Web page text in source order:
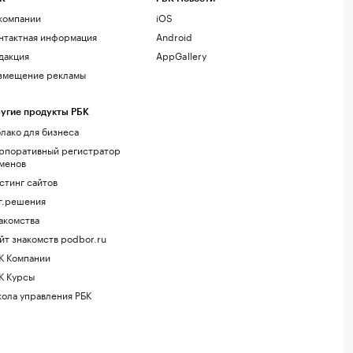
информация
рекламы
продукты РБК
для бизнеса
регистратор
сайтов
знакомств podbor.ru
Компании
Курсы
управления РБК
iOS
Android
AppGallery